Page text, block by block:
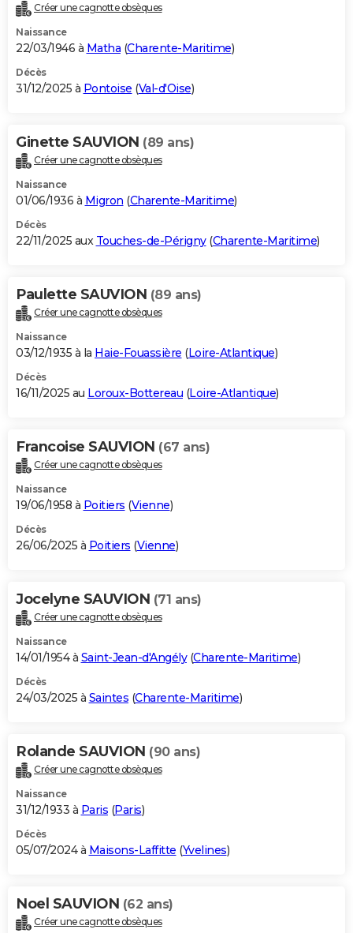
Créer une cagnotte obsèques
Naissance
22/03/1946 à Matha (Charente-Maritime)
Décès
31/12/2025 à Pontoise (Val-d'Oise)
Ginette SAUVION (89 ans)
Créer une cagnotte obsèques
Naissance
01/06/1936 à Migron (Charente-Maritime)
Décès
22/11/2025 aux Touches-de-Périgny(Charente-Maritime)
Paulette SAUVION (89 ans)
Créer une cagnotte obsèques
Naissance
03/12/1935 à la Haie-Fouassière (Loire-Atlantique)
Décès
16/11/2025 au Loroux-Bottereau (Loire-Atlantique)
Francoise SAUVION (67 ans)
Créer une cagnotte obsèques
Naissance
19/06/1958 à Poitiers (Vienne)
Décès
26/06/2025 à Poitiers (Vienne)
Jocelyne SAUVION (71 ans)
Créer une cagnotte obsèques
Naissance
14/01/1954 à Saint-Jean-d'Angély(Charente-Maritime)
Décès
24/03/2025 à Saintes (Charente-Maritime)
Rolande SAUVION (90 ans)
Créer une cagnotte obsèques
Naissance
31/12/1933 à Paris (Paris)
Décès
05/07/2024 à Maisons-Laffitte (Yvelines)
Noel SAUVION (62 ans)
Créer une cagnotte obsèques